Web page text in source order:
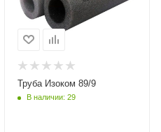
Труба Изоком 89/9
В наличии: 29